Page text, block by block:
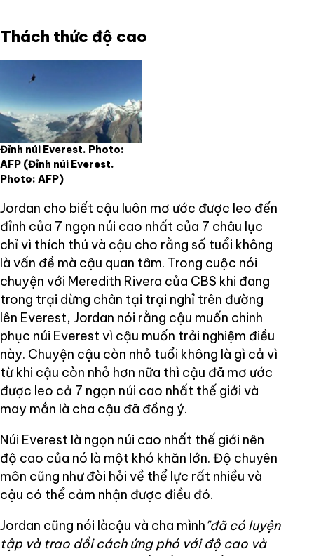
Thách thức độ cao
Đỉnh núi Everest. Photo:
AFP (Đỉnh núi Everest.
Photo: AFP)
Jordan cho biết cậu luôn mơ ước được leo đến
đỉnh của 7 ngọn núi cao nhất của 7 châu lục
chỉ vì thích thú và cậu cho rằng số tuổi không
là vấn đề mà cậu quan tâm. Trong cuộc nói
chuyện với Meredith Rivera của CBS khi đang
trong trại dừng chân tại trại nghỉ trên đường
lên Everest, Jordan nói rằng cậu muốn chinh
phục núi Everest vì cậu muốn trải nghiệm điều
này. Chuyện cậu còn nhỏ tuổi không là gì cả vì
từ khi cậu còn nhỏ hơn nữa thì cậu đã mơ ước
được leo cả 7 ngọn núi cao nhất thế giới và
may mắn là cha cậu đã đồng ý.
Núi Everest là ngọn núi cao nhất thế giới nên
độ cao của nó là một khó khăn lớn. Độ chuyên
môn cũng như đòi hỏi về thể lực rất nhiều và
cậu có thể cảm nhận được điều đó.
Jordan cũng nói làcậu và cha mình"đã có luyện
tập và trao dồi cách ứng phó với độ cao và